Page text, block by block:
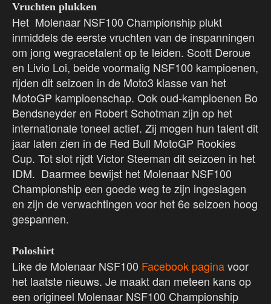
Vruchten plukken
Het Molenaar NSF100 Championship plukt
inmiddels de eerste vruchten van de inspanningen
om jong wegracetalent op te leiden. Scott Deroue
en Livio Loi, beide voormalig NSF100 kampioenen,
rijden dit seizoen in de Moto3 klasse van het
MotoGP kampioenschap. Ook oud-kampioenen Bo
Bendsneyder en Robert Schotman zijn op het
internationale toneel actief. Zij mogen hun talent dit
jaar laten zien in de Red Bull MotoGP Rookies
Cup. Tot slot rijdt Victor Steeman dit seizoen in het
IDM. Daarmee bewijst het Molenaar NSF100
Championship een goede weg te zijn ingeslagen
en zijn de verwachtingen voor het 6e seizoen hoog
gespannen.
Poloshirt
Like de Molenaar NSF100 Facebook paginavoor
het laatste nieuws. Je maakt dan meteen kans op
een origineel Molenaar NSF100 Championship